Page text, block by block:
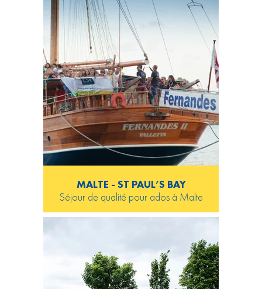
MALTE - ST PAUL’S BAY
Séjour de qualité pour ados à Malte